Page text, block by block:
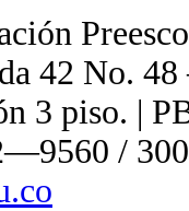
42 No.
3 piso. |
/